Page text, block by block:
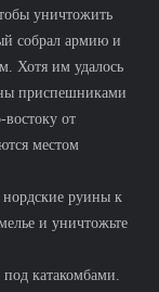
уничтожить
собрал армию и
Хотя им удалось
приспешниками
от
местом
нордские руины к
и уничтожьте
катакомбами.